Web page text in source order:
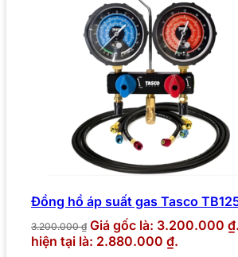
Đồng hồ áp suất gas Tasco
3.200.000₫ Giá gốc là: 3.200.000 ₫.
hiện tại là: 2.880.000 ₫.